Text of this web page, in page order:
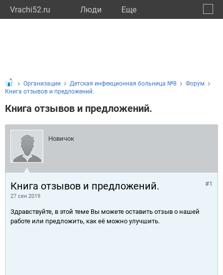
Vrachi52.ru Люди Eще
Организации Детская инфекционная больница №8
Форум
Книга отзывов и предложений.
Книга отзывов и предложений.
Новичок
Книга отзывов и предложений.
27 сен 2019
#1
Здравствуйте, в этой теме Вы можете оставить отзыв о нашей
работе или предложить, как её можно улучшить.